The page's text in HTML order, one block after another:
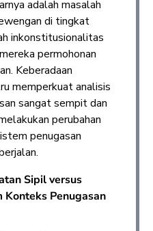
adalah masalah
di tingkat
inkonstitusionalitas
permohonan
Keberadaan
memperkuat analisis
sangat sempit dan
perubahan
penugasan
Sipil versus
Penugasan